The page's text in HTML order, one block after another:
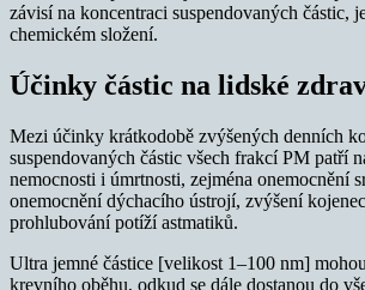
závisí na koncentraci suspendovaných částic,
chemickém složení.
Účinky částic na lidské
Mezi účinky krátkodobě zvýšených denních
suspendovaných částic všech frakcí PM patří
nemocnosti i úmrtnosti, zejména onemocnění
onemocnění dýchacího ústrojí, zvýšení
prohlubování potíží astmatiků.
Ultra jemné částice [velikost 1–100 nm]
krevního oběhu, odkud se dále dostanou do